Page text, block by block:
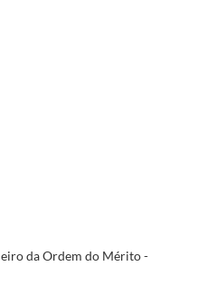
da Ordem do Mérito -